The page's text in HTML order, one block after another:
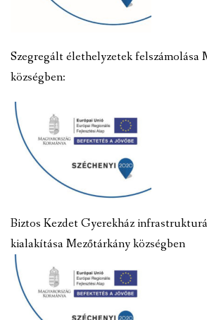
Szegregált élethelyzetek felszámolása
községben:
Biztos Kezdet Gyerekház
kialakítása Mezőtárkány községben